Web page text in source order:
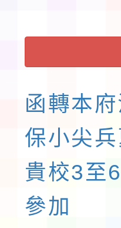
函轉本
保小尖
貴校3至
參加